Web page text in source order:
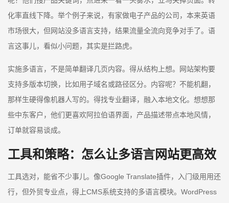
化率直线下降。举个例子来说，有家做电子产品的公司，本来英语
市场很大，但网站没多语言支持，结果流量全流向竞争对手了。语
言这事儿，看似小问题，其实是拦路虎。
实施多语言，不是简单翻译几页内容。得从结构上想。网站架构要
支持多版本切换，比如用子域名或路径区分。内容呢？不能机翻，
那样生硬得像机器人写的。得找专业翻译，融入本地文化。想想那
些中东客户，他们更喜欢阿拉伯语界面，产品描述带点本地风情，
订单就容易谈成。
工具和策略：怎么让多语言网站更高效
工具选对，能省不少事儿。像Google Translate插件，入门级用用还
行，但外贸专业点，得上CMS系统支持的多语言模块。WordPress